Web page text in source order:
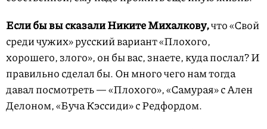
Если бы вы сказали Никите Михалкову,что «Свой
среди чужих» русский вариант «Плохого,
хорошего, злого», он бы вас, знаете, куда послал? И
правильно сделал бы. Он много чего нам тогда
давал посмотреть — «Плохого», «Самурая» с Ален
Делоном, «Буча Кэссиди» с Редфордом.